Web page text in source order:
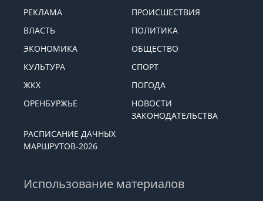
РЕКЛАМА
ПРОИСШЕСТВИЯ
ВЛАСТЬ
ПОЛИТИКА
ЭКОНОМИКА
ОБЩЕСТВО
КУЛЬТУРА
СПОРТ
ЖКХ
ПОГОДА
ОРЕНБУРЖЬЕ
НОВОСТИ
ЗАКОНОДАТЕЛЬСТВА
РАСПИСАНИЕ ДАЧНЫХ
МАРШРУТОВ-2026
Использование материалов